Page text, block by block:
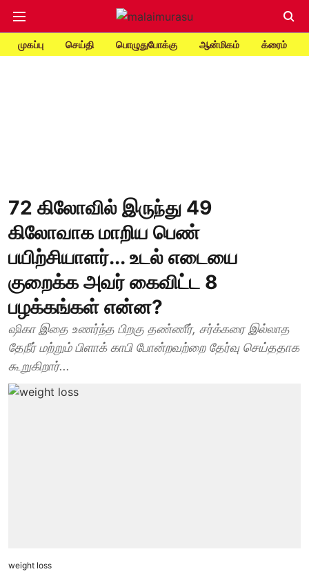
முகப்பு செய்தி பொழுதுபோக்கு ஆன்மிகம் க்ரைம்
72 கிலோவில் இருந்து 49
கிலோவாக மாறிய பெண்
பயிற்சியாளர்... உடல் எடையை
குறைக்க அவர் கைவிட்ட 8
பழக்கங்கள் என்ன?
ஷிகா இதை உணர்ந்த பிறகு தண்ணீர், சர்க்கரை இல்லாத
தேநீர் மற்றும் பிளாக் காபி போன்றவற்றை தேர்வு செய்ததாக
கூறுகிறார்...
weight loss